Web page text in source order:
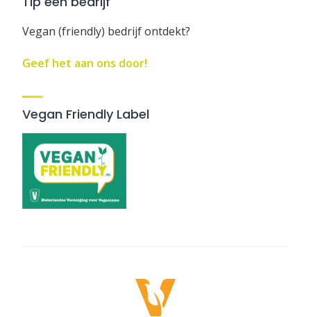
Vegan (friendly) bedrijf ontdekt?
Geef het aan ons door!
Vegan Friendly Label